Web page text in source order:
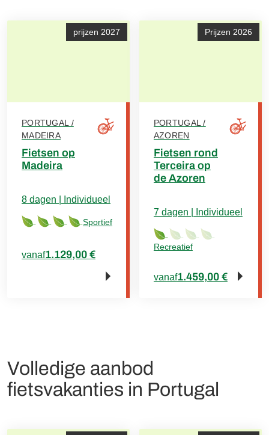
prijzen 2027
PORTUGAL /
MADEIRA
Fietsen op
Madeira
Sportief
8 dagen | Individueel
vanaf1.129,00 €
Prijzen 2026
PORTUGAL /
AZOREN
Fietsen rond
Terceira op
de Azoren
Recreatief
7 dagen | Individueel
vanaf1.459,00 €
Volledige aanbod
fietsvakanties in Portugal